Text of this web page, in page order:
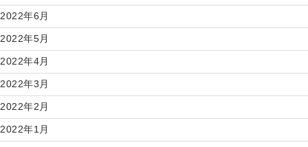
2022年6月
2022年5月
2022年4月
2022年3月
2022年2月
2022年1月